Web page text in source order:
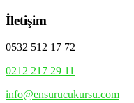
İletişim
0532 512 17 72
0212 217 29 11
info@ensurucukursu.com